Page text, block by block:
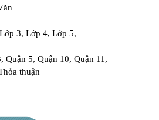
Lớp 3, Lớp 4, Lớp 5,
Quận 5, Quận 10, Quận 11,
thuận